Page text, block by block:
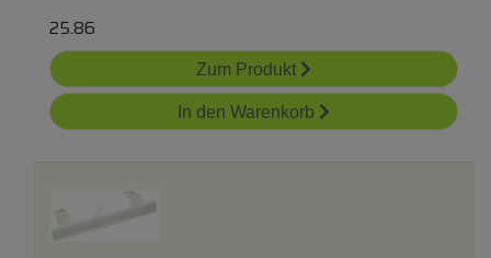
25.86
Zum Produkt
In den Warenkorb